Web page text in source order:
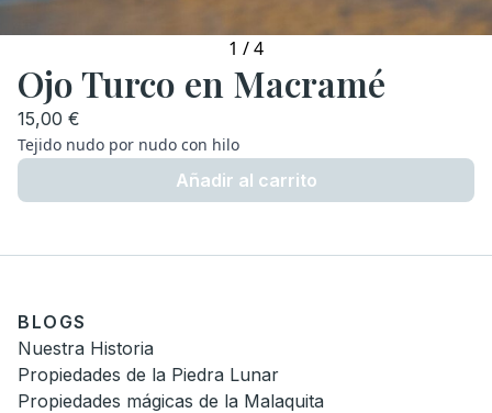
1 /4
Ojo Turco en Macramé
15,00 €
Tejido nudo por nudo con hilo
Añadir al carrito
BLOGS
Nuestra Historia
Propiedades de la Piedra Lunar
Propiedades mágicas de la Malaquita